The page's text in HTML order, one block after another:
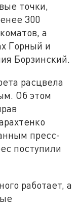
точки,
300
а
Горный и
Борзинский.
расцвела
Об этом
пресс-
поступили
работает, а